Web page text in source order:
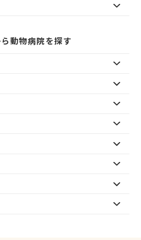
動物病院を探す